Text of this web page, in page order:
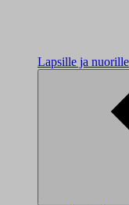
Lapsille ja nuorille